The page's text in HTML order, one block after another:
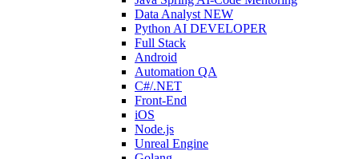
Data Analyst NEW
Python AI DEVELOPER
Full Stack
Android
Automation QA
C#/.NET
Front-End
iOS
Node.js
Unreal Engine